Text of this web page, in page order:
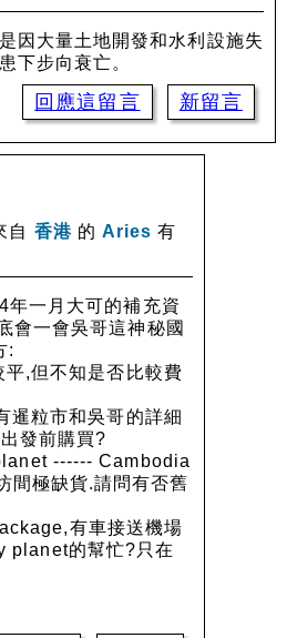
因大量土地開發和水利設施失
下步向衰亡。
回應這留言 新留言
自 香港 的 Aries 有
年一月大可的補充資
會一會吳哥這神秘國
:
,但不知是否比較費
暹粒市和吳哥的詳細
發前購買?
------ Cambodia
極缺貨.請問有否舊
有車接送機場
planet的幫忙?只在